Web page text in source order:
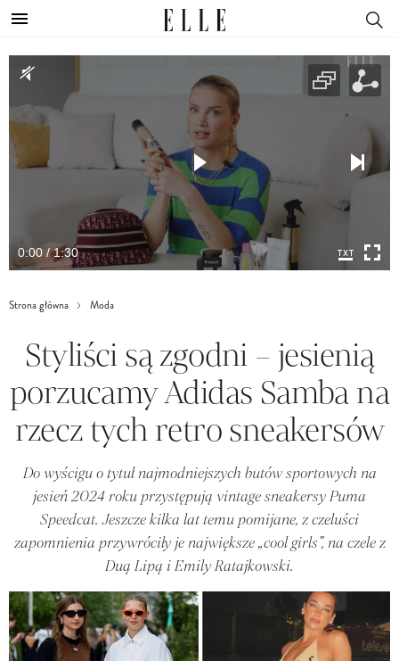
0:00 / 1:30
Strona główna Moda
Styliści są zgodni – jesienią
porzucamy Adidas Samba na
rzecz tych retro sneakersów
Do wyścigu o tytuł najmodniejszych butów sportowych na
jesień 2024 roku przystępują vintage sneakersy Puma
Speedcat. Jeszcze kilka lat temu pomijane, z czeluści
zapomnienia przywróciły je największe „cool girls”, na czele z
Duą Lipą i Emily Ratajkowski.